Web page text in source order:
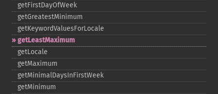
getFirstDayOfWeek
getGreatestMinimum
getKeywordValuesForLocale
getLeastMaximum
getLocale
getMaximum
getMinimalDaysInFirstWeek
getMinimum